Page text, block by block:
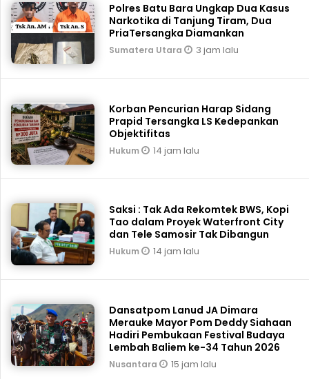
Polres Batu Bara Ungkap Dua Kasus
Narkotika di Tanjung Tiram, Dua
PriaTersangka Diamankan
Sumatera Utara 3 jam lalu
Korban Pencurian Harap Sidang
Prapid Tersangka LS Kedepankan
Objektifitas
Hukum 14 jam lalu
Saksi : Tak Ada Rekomtek BWS, Kopi
Tao dalam Proyek Waterfront City
dan Tele Samosir Tak Dibangun
Hukum 14 jam lalu
Dansatpom Lanud JA Dimara
Merauke Mayor Pom Deddy Siahaan
Hadiri Pembukaan Festival Budaya
Lembah Baliem ke-34 Tahun 2026
Nusantara 15 jam lalu